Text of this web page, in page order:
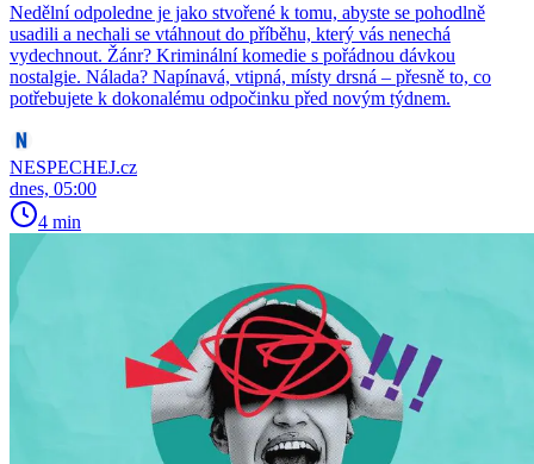
Nedělní odpoledne je jako stvořené k tomu, abyste se pohodlně
usadili a nechali se vtáhnout do příběhu, který vás nenechá
vydechnout. Žánr? Kriminální komedie s pořádnou dávkou
nostalgie. Nálada? Napínavá, vtipná, místy drsná – přesně to, co
potřebujete k dokonalému odpočinku před novým týdnem.
NESPECHEJ.cz
dnes, 05:00
4 min